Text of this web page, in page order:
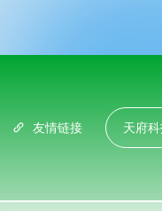
 友情链接 天府